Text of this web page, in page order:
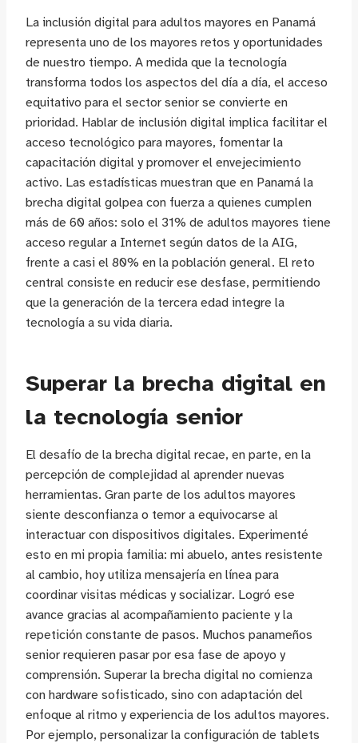
La inclusión digital para adultos mayores en Panamá
representa uno de los mayores retos y oportunidades
de nuestro tiempo. A medida que la tecnología
transforma todos los aspectos del día a día, el acceso
equitativo para el sector senior se convierte en
prioridad. Hablar de inclusión digital implica facilitar el
acceso tecnológico para mayores, fomentar la
capacitación digital y promover el envejecimiento
activo. Las estadísticas muestran que en Panamá la
brecha digital golpea con fuerza a quienes cumplen
más de 60 años: solo el 31% de adultos mayores tiene
acceso regular a Internet según datos de la AIG,
frente a casi el 80% en la población general. El reto
central consiste en reducir ese desfase, permitiendo
que la generación de la tercera edad integre la
tecnología a su vida diaria.
Superar la brecha digital en
la tecnología senior
El desafío de la brecha digital recae, en parte, en la
percepción de complejidad al aprender nuevas
herramientas. Gran parte de los adultos mayores
siente desconfianza o temor a equivocarse al
interactuar con dispositivos digitales. Experimenté
esto en mi propia familia: mi abuelo, antes resistente
al cambio, hoy utiliza mensajería en línea para
coordinar visitas médicas y socializar. Logró ese
avance gracias al acompañamiento paciente y la
repetición constante de pasos. Muchos panameños
senior requieren pasar por esa fase de apoyo y
comprensión. Superar la brecha digital no comienza
con hardware sofisticado, sino con adaptación del
enfoque al ritmo y experiencia de los adultos mayores.
Por ejemplo, personalizar la configuración de tablets